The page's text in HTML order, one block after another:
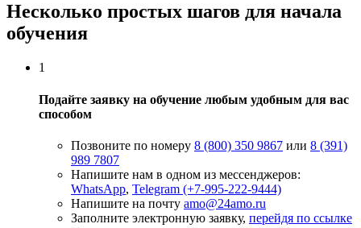
Несколько простых шагов для начала
обучения
1
Подайте заявку на обучение любым удобным для вас
способом
Позвоните по номеру 8 (800) 350 9867 или 8 (391)
989 7807
Напишите нам в одном из мессенджеров:
WhatsApp, Telegram (+7-995-222-9444)
Напишите на почту amo@24amo.ru
Заполните электронную заявку, перейдя по ссылке